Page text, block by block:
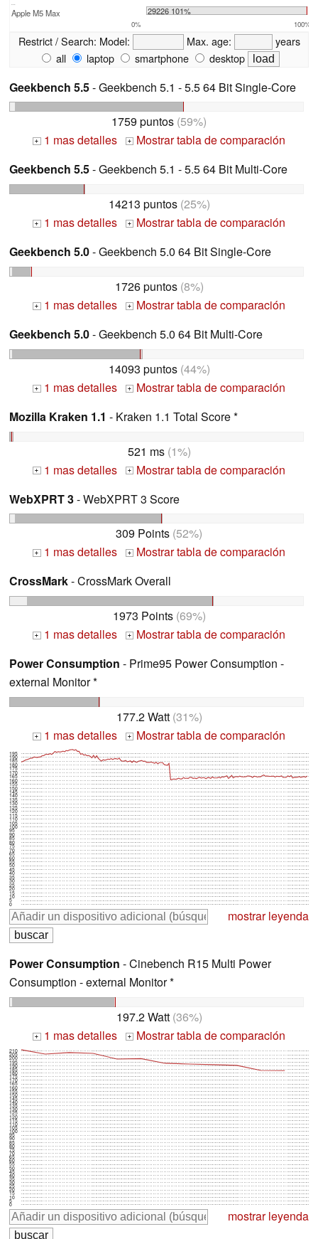
Apple M5 Max 29226 101%
0% 100%
Restrict / Search: Model: Max. age:
years
all
laptop smartphone desktop
Geekbench 5.5- Geekbench 5.1 - 5.5 64 Bit Single-Core
1759 puntos (59%)
+ 1 mas detalles +
Mostrar tabla de comparación
Geekbench 5.5- Geekbench 5.1 - 5.5 64 Bit Multi-Core
14213 puntos(25%)
+ 1 mas detalles +
Mostrar tabla de comparación
Geekbench 5.0- Geekbench 5.0 64 Bit Single-Core
1726 puntos(8%)
+ 1 mas detalles +
Mostrar tabla de comparación
Geekbench 5.0- Geekbench 5.0 64 Bit Multi-Core
14093 puntos(44%)
+ 1 mas detalles +
Mostrar tabla de comparación
Mozilla Kraken 1.1 - Kraken 1.1 Total Score *
521 ms(1%)
+ 1 mas detalles +
Mostrar tabla de comparación
WebXPRT 3- WebXPRT 3 Score
309 Points (52%)
+ 1 mas detalles +
Mostrar tabla de comparación
CrossMark- CrossMark Overall
1973 Points(69%)
+ 1 mas detalles +
Mostrar tabla de comparación
Power Consumption - Prime95 Power Consumption -
external Monitor *
177.2 Watt(31%)
+ 1 mas detalles + Mostrar tabla de comparación
0
5
10
15
20
25
30
35
40
45
50
55
60
65
70
75
80
85
90
95
100
105
110
115
120
125
130
135
140
145
150
155
160
165
170
175
180
185
190
195
mostrar leyenda
Power Consumption - Cinebench R15 Multi Power
Consumption - external Monitor *
197.2 Watt(36%)
+ 1 mas detalles + Mostrar tabla de comparación
0
5
10
15
20
25
30
35
40
45
50
55
60
65
70
75
80
85
90
95
100
105
110
115
120
125
130
135
140
145
150
155
160
165
170
175
180
185
190
195
200
205
210
mostrar leyenda